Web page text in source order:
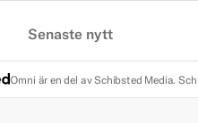
Senaste nytt
Omni är en del av Schibsted Media.